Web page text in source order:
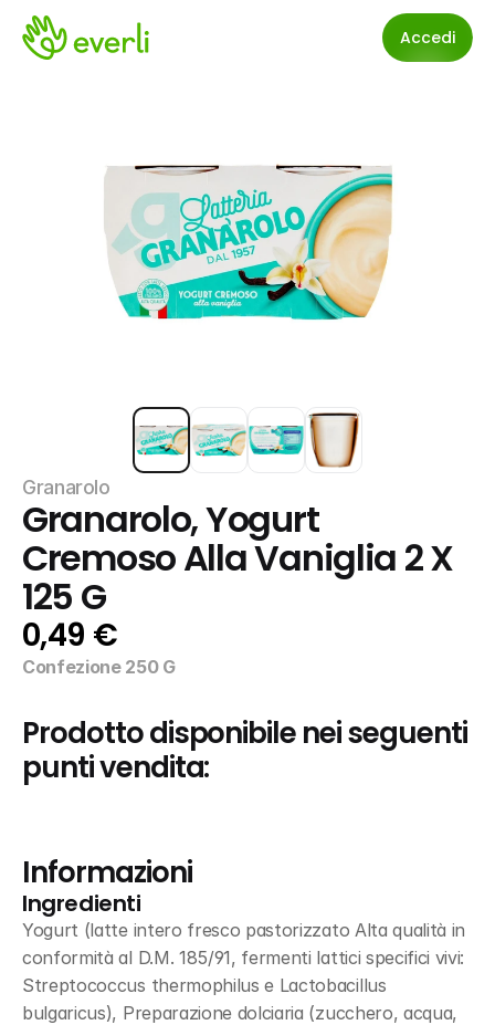
Accedi
Granarolo
Granarolo, Yogurt
Cremoso Alla Vaniglia 2 X
125 G
0,49 €
Confezione 250 G
Prodotto disponibile nei seguenti
punti vendita:
Informazioni
Ingredienti
Yogurt (latte intero fresco pastorizzato Alta qualità in
conformità al D.M. 185/91, fermenti lattici specifici vivi:
Streptococcus thermophilus e Lactobacillus
bulgaricus), Preparazione dolciaria (zucchero, acqua,